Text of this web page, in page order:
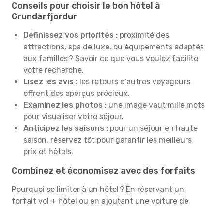
Conseils pour choisir le bon hôtel à
Grundarfjordur
Définissez vos priorités : proximité des
attractions, spa de luxe, ou équipements adaptés
aux familles ? Savoir ce que vous voulez facilite
votre recherche.
Lisez les avis : les retours d’autres voyageurs
offrent des aperçus précieux.
Examinez les photos : une image vaut mille mots
pour visualiser votre séjour.
Anticipez les saisons : pour un séjour en haute
saison, réservez tôt pour garantir les meilleurs
prix et hôtels.
Combinez et économisez avec des forfaits
Pourquoi se limiter à un hôtel ? En réservant un
forfait vol + hôtel ou en ajoutant une voiture de